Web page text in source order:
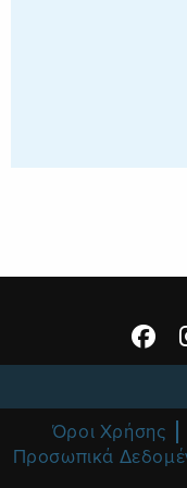
Όροι Χρήσης
Προσωπικά